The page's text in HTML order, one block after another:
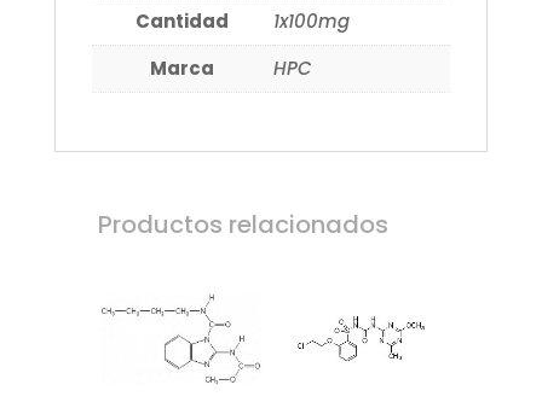
Cantidad
1x100mg
Marca
HPC
Productos relacionados